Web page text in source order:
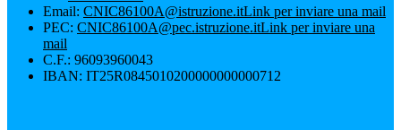
Email: CNIC86100A@istruzione.itLink per inviare una mail
PEC: CNIC86100A@pec.istruzione.itLink per inviare una
mail
C.F.: 96093960043
IBAN: IT25R0845010200000000000712